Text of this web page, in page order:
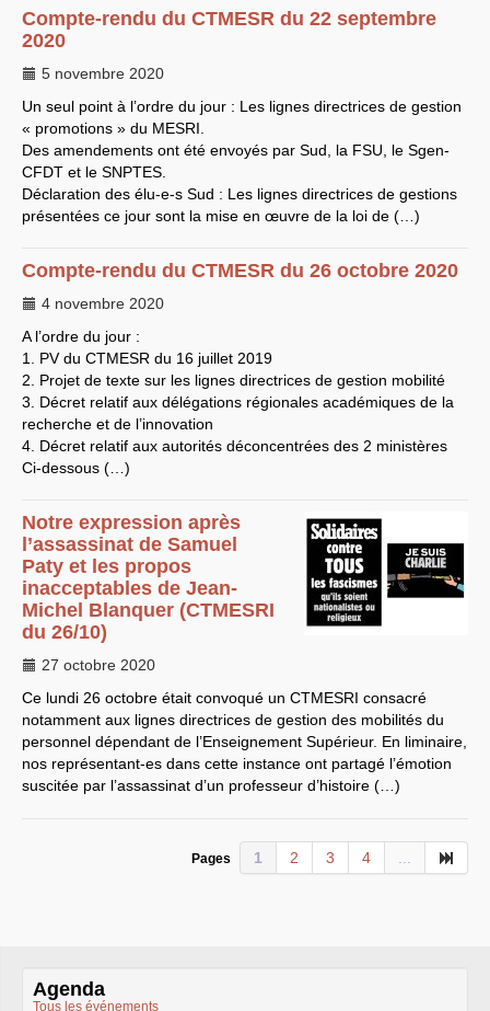
Année 2004
Année 2003
CNRS-INRIA
Archives diverses
Archives temporaires
Affaires en cours ou pour
mémoire
Accès aux moyens
informatiques
DGG
SIRHUS - Dossier
Suppléments familial de
Plate-forme revendicative
Références, utilitaires,etc.
SUD-REauCNRS
Instances duCNRS
Archives
CA2009
CCP2008
CCP
CT2012
CT2013 - 2014
C.S.
CA2013
CAP2005
CAP2008
CAP
CNSPH
Conseil d’administration :
CSA2026
CT 2011 - 2014
2015-2018
CT-CAP-CCP2014
Sections du Comité
National de la Recherche
INRAE
Compte-rendu du CTMESR du 22 septembre
2020
5 novembre 2020
Un seul point à l’ordre du jour : Les lignes directrices de gestion
« promotions » du MESRI
Des amendements ont été envoyés par Sud, la FSU , le Sgen-
CFDT et le SNPTES
Déclaration des élu-e-s Sud : Les lignes directrices de gestions
présentées ce jour sont la mise en œuvre de la loi de (…)
Compte-rendu du CTMESR du 26 octobre 2020
4 novembre 2020
A l’ordre du jour :
1. PVdu CTMESR du 16 juillet 2019
2. Projet de texte sur les lignes directrices de gestion mobilité
3. Décret relatif aux délégations régionales académiques de la
recherche et de l’innovation
4. Décret relatif aux autorités déconcentrées des 2 ministères
Ci-dessous (…)
Notre expression après
l’assassinat de Samuel
Paty et les propos
inacceptables de Jean-
Michel Blanquer (CTMESRI
du 26/10)
27 octobre 2020
Ce lundi 26 octobre était convoqué un CTMESRI consacré
notamment aux lignes directrices de gestion des mobilités du
personnel dépendant de l’Enseignement Supérieur. En liminaire,
nos représentant-es dans cette instance ont partagé l’émotion
suscitée par l’assassinat d’un professeur d’histoire (…)
Pages 1 2 3 4
Agenda
Tous les événements